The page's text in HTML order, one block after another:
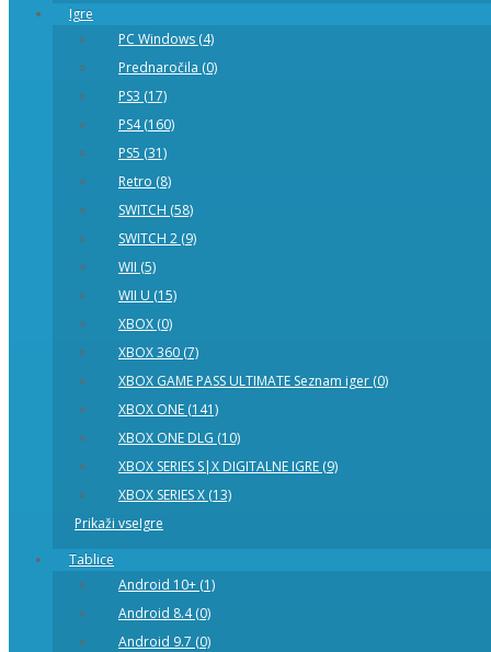
Igre
PC Windows (4)
Prednaročila (0)
PS3 (17)
PS4 (160)
PS5 (31)
Retro (8)
SWITCH (58)
SWITCH 2 (9)
WII (5)
WII U (15)
XBOX (0)
XBOX 360 (7)
XBOX GAME PASS ULTIMATE Seznam iger (0)
XBOX ONE (141)
XBOX ONE DLG (10)
XBOX SERIES S|X DIGITALNE IGRE (9)
XBOX SERIES X (13)
Prikaži vseIgre
Tablice
Android 10+ (1)
Android 8.4 (0)
Android 9.7 (0)